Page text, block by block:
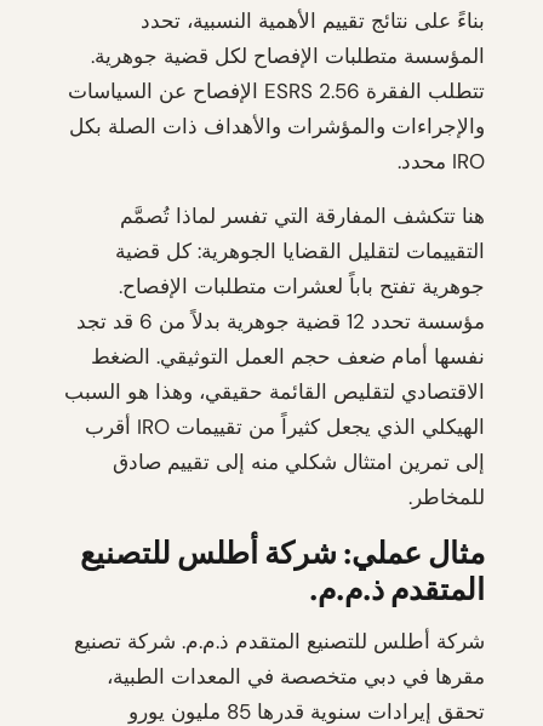
بناءً على نتائج تقييم الأهمية النسبية، تحدد
المؤسسة متطلبات الإفصاح لكل قضية جوهرية.
تتطلب الفقرة ESRS 2.56 الإفصاح عن السياسات
والإجراءات والمؤشرات والأهداف ذات الصلة بكل
IRO محدد.
هنا تتكشف المفارقة التي تفسر لماذا تُصمَّم
التقييمات لتقليل القضايا الجوهرية: كل قضية
جوهرية تفتح باباً لعشرات متطلبات الإفصاح.
مؤسسة تحدد 12 قضية جوهرية بدلاً من 6 قد تجد
نفسها أمام ضعف حجم العمل التوثيقي. الضغط
الاقتصادي لتقليص القائمة حقيقي، وهذا هو السبب
الهيكلي الذي يجعل كثيراً من تقييمات IRO أقرب
إلى تمرين امتثال شكلي منه إلى تقييم صادق
للمخاطر.
مثال عملي: شركة أطلس للتصنيع
المتقدم ذ.م.م.
شركة أطلس للتصنيع المتقدم ذ.م.م. شركة تصنيع
مقرها في دبي متخصصة في المعدات الطبية،
تحقق إيرادات سنوية قدرها 85 مليون يورو